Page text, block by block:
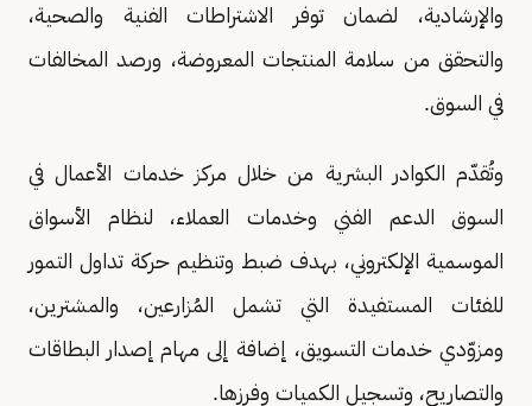
والإرشادية، لضمان توفر الاشتراطات الفنية والصحية،
والتحقق من سلامة المنتجات المعروضة، ورصد المخالفات
في السوق.
وتُقدّم الكوادر البشرية من خلال مركز خدمات الأعمال في
السوق الدعم الفني وخدمات العملاء، لنظام الأسواق
الموسمية الإلكتروني، بهدف ضبط وتنظيم حركة تداول التمور
للفئات المستفيدة التي تشمل المُزارعين، والمشترين،
ومزوّدي خدمات التسويق، إضافة إلى مهام إصدار البطاقات
والتصاريح، وتسجيل الكميات وفرزها.